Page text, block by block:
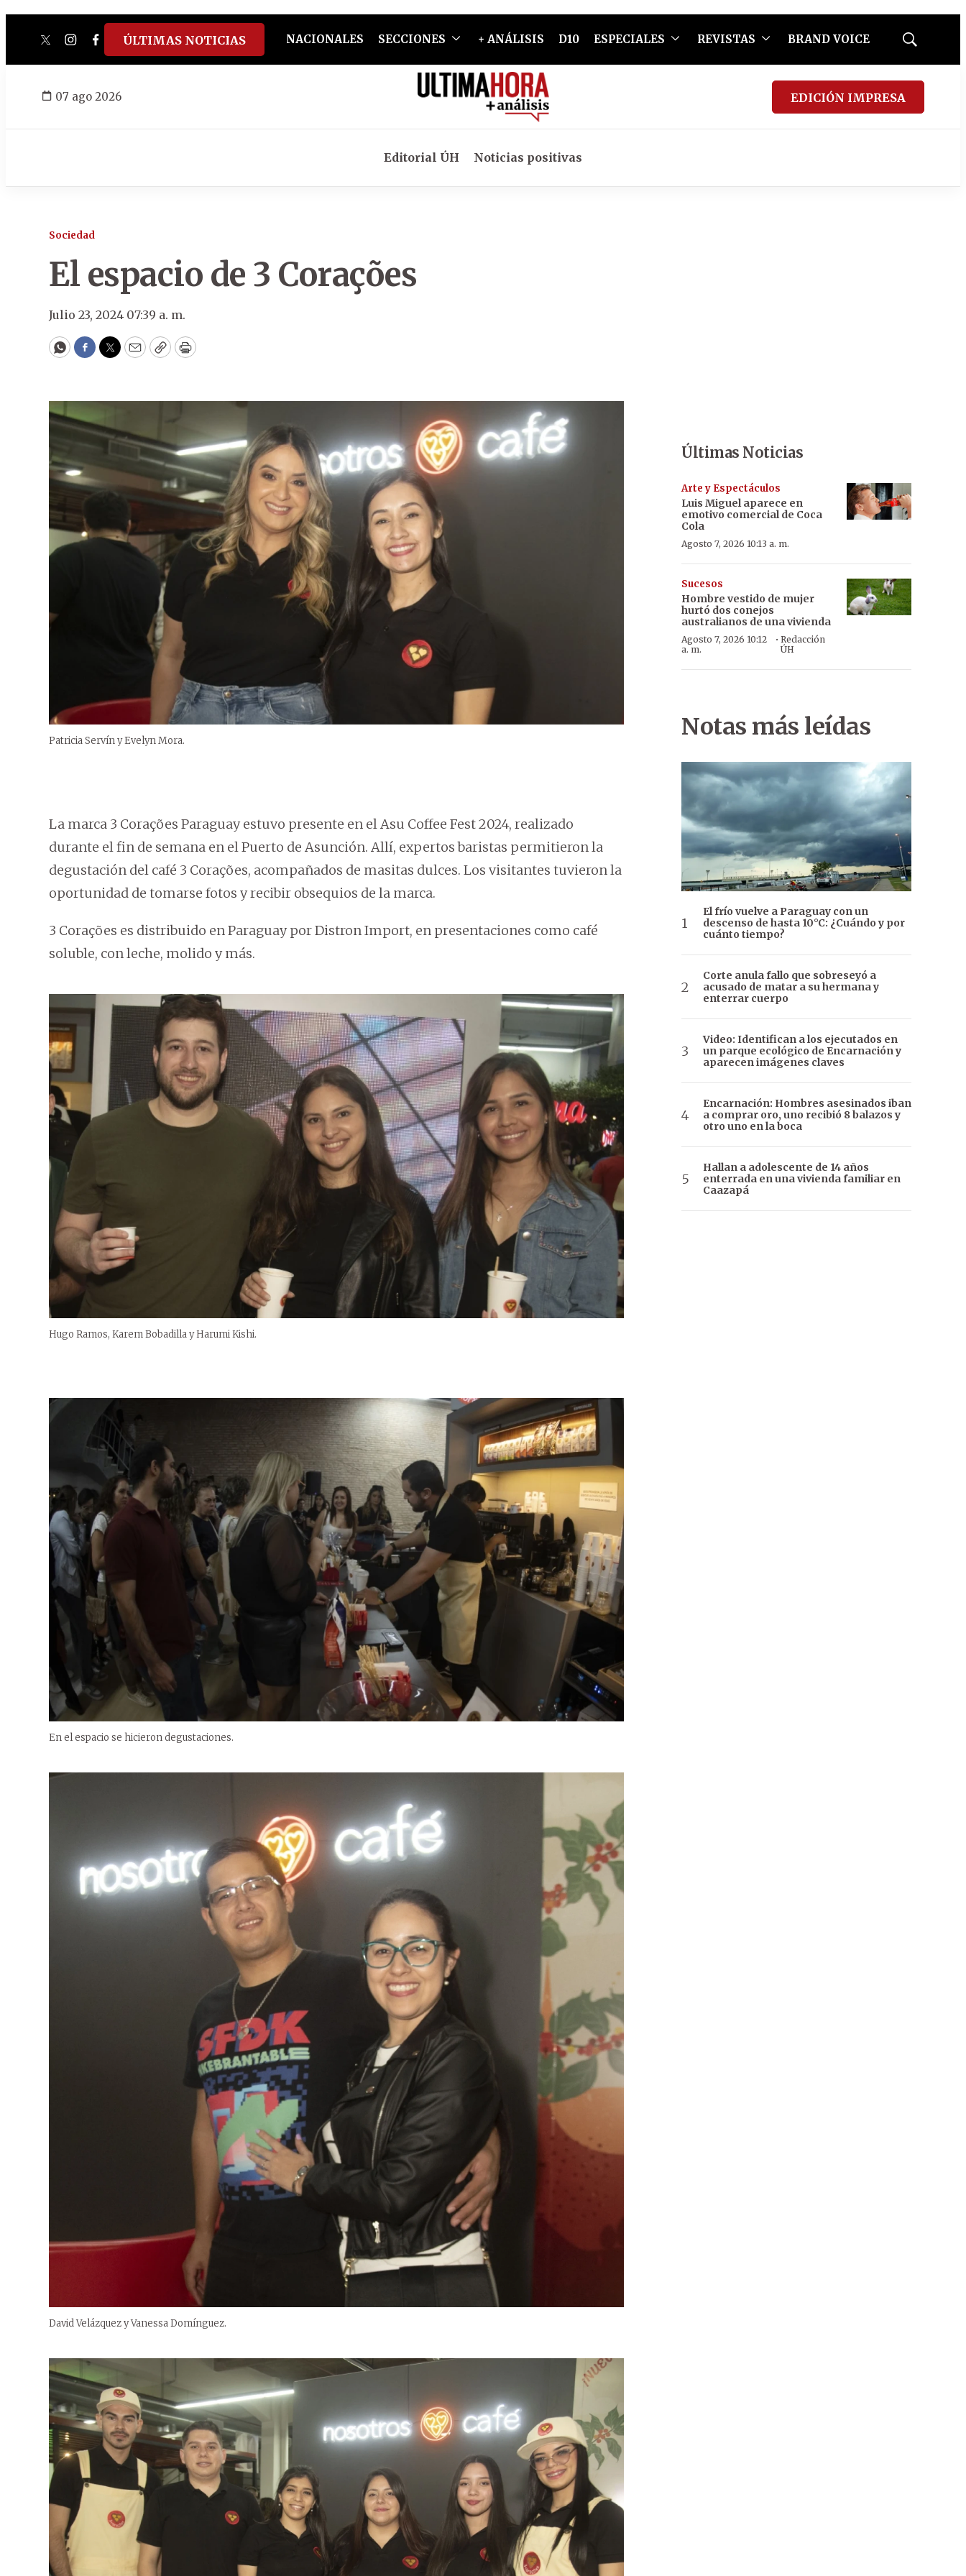
twitterinstagram
facebook
tiktokyoutube
spotify
ÚLTIMAS NOTICIAS NACIONALES SECCIONES + ANÁLISIS D10 ESPECIALES REVISTAS BRAND VOICE
Mostrar
07 ago 2026 EDICIÓN IMPRESA
Editorial ÚH Noticias positivas
Sociedad
El espacio de 3 Corações
Julio 23, 2024 07:39 a. m.
WhatsApp
Facebook
Twitter
EmailCopyPrint
Patricia Servín y Evelyn Mora.
La marca 3 Corações Paraguay estuvo presente en el Asu Coffee Fest 2024, realizado
durante el fin de semana en el Puerto de Asunción. Allí, expertos baristas permitieron la
degustación del café 3 Corações, acompañados de masitas dulces. Los visitantes tuvieron la
oportunidad de tomarse fotos y recibir obsequios de la marca.
3 Corações es distribuido en Paraguay por Distron Import, en presentaciones como café
soluble, con leche, molido y más.
Hugo Ramos, Karem Bobadilla y Harumi Kishi.
En el espacio se hicieron degustaciones.
David Velázquez y Vanessa Domínguez.
Últimas Noticias
Arte y Espectáculos
Luis Miguel aparece en
emotivo comercial de Coca
Cola
Agosto 7, 2026 10:13 a. m.
Sucesos
Hombre vestido de mujer
hurtó dos conejos
australianos de una vivienda
Agosto 7, 2026 10:12
a. m.
·Redacción
ÚH
Notas más leídas
El frío vuelve a Paraguay con un
descenso de hasta 10°C: ¿Cuándo y por
cuánto tiempo?
Corte anula fallo que sobreseyó a
acusado de matar a su hermana y
enterrar cuerpo
Video: Identifican a los ejecutados en
un parque ecológico de Encarnación y
aparecen imágenes claves
Encarnación: Hombres asesinados iban
a comprar oro, uno recibió 8 balazos y
otro uno en la boca
Hallan a adolescente de 14 años
enterrada en una vivienda familiar en
Caazapá